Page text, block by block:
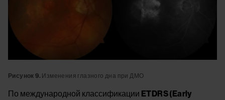
Рисунок 9. Изменения глазного дна при ДМО
По международной классификации ETDRS (Early